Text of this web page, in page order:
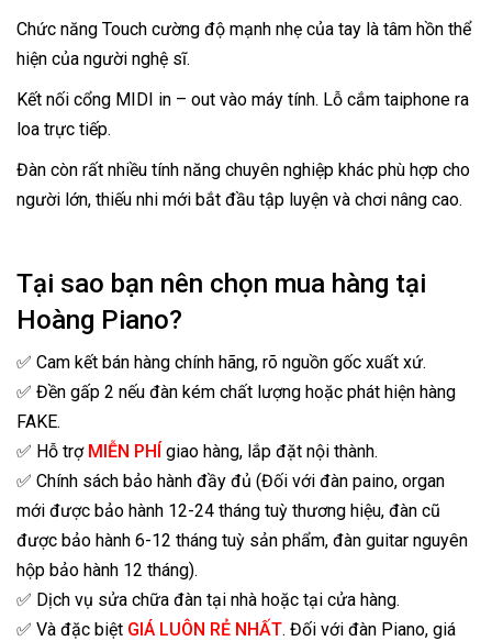
Chức năng Touch cường độ mạnh nhẹ của tay là tâm hồn thể
hiện của người nghệ sĩ.
Kết nối cổng MIDI in – out vào máy tính. Lỗ cắm taiphone ra
loa trực tiếp.
Đàn còn rất nhiều tính năng chuyên nghiệp khác phù hợp cho
người lớn, thiếu nhi mới bắt đầu tập luyện và chơi nâng cao.
Tại sao bạn nên chọn mua hàng tại
Hoàng Piano?
✅ Cam kết bán hàng chính hãng, rõ nguồn gốc xuất xứ.
✅ Đền gấp 2 nếu đàn kém chất lượng hoặc phát hiện hàng
FAKE.
✅ Hỗ trợ MIỄN PHÍ giao hàng, lắp đặt nội thành.
✅ Chính sách bảo hành đầy đủ (Đối với đàn paino, organ
mới được bảo hành 12-24 tháng tuỳ thương hiệu, đàn cũ
được bảo hành 6-12 tháng tuỳ sản phẩm, đàn guitar nguyên
hộp bảo hành 12 tháng).
✅ Dịch vụ sửa chữa đàn tại nhà hoặc tại cửa hàng.
✅ Và đặc biệt GIÁ LUÔN RẺ NHẤT. Đối với đàn Piano, giá